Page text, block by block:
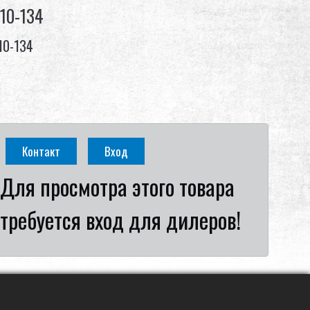
134
134
Контакт Вход
Для просмотра этого товара
требуется вход для дилеров!